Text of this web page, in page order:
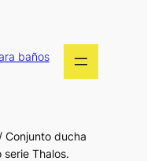
baños
/ Conjunto ducha
Thalos.